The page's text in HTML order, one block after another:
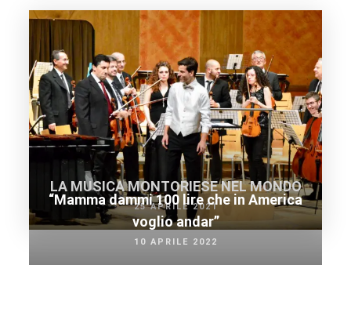
LA MUSICA MONTORIESE NEL MONDO
25 APRILE 2021
“Mamma dammi 100 lire che in America
voglio andar”
10 APRILE 2022